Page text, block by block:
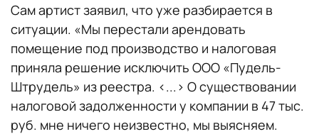
Сам артист заявил, что уже разбирается в
ситуации. «Мы перестали арендовать
помещение под производство и налоговая
приняла решение исключить ООО «Пудель-
Штрудель» из реестра. <...> О существовании
налоговой задолженности у компании в 47 тыс.
руб. мне ничего неизвестно, мы выясняем.